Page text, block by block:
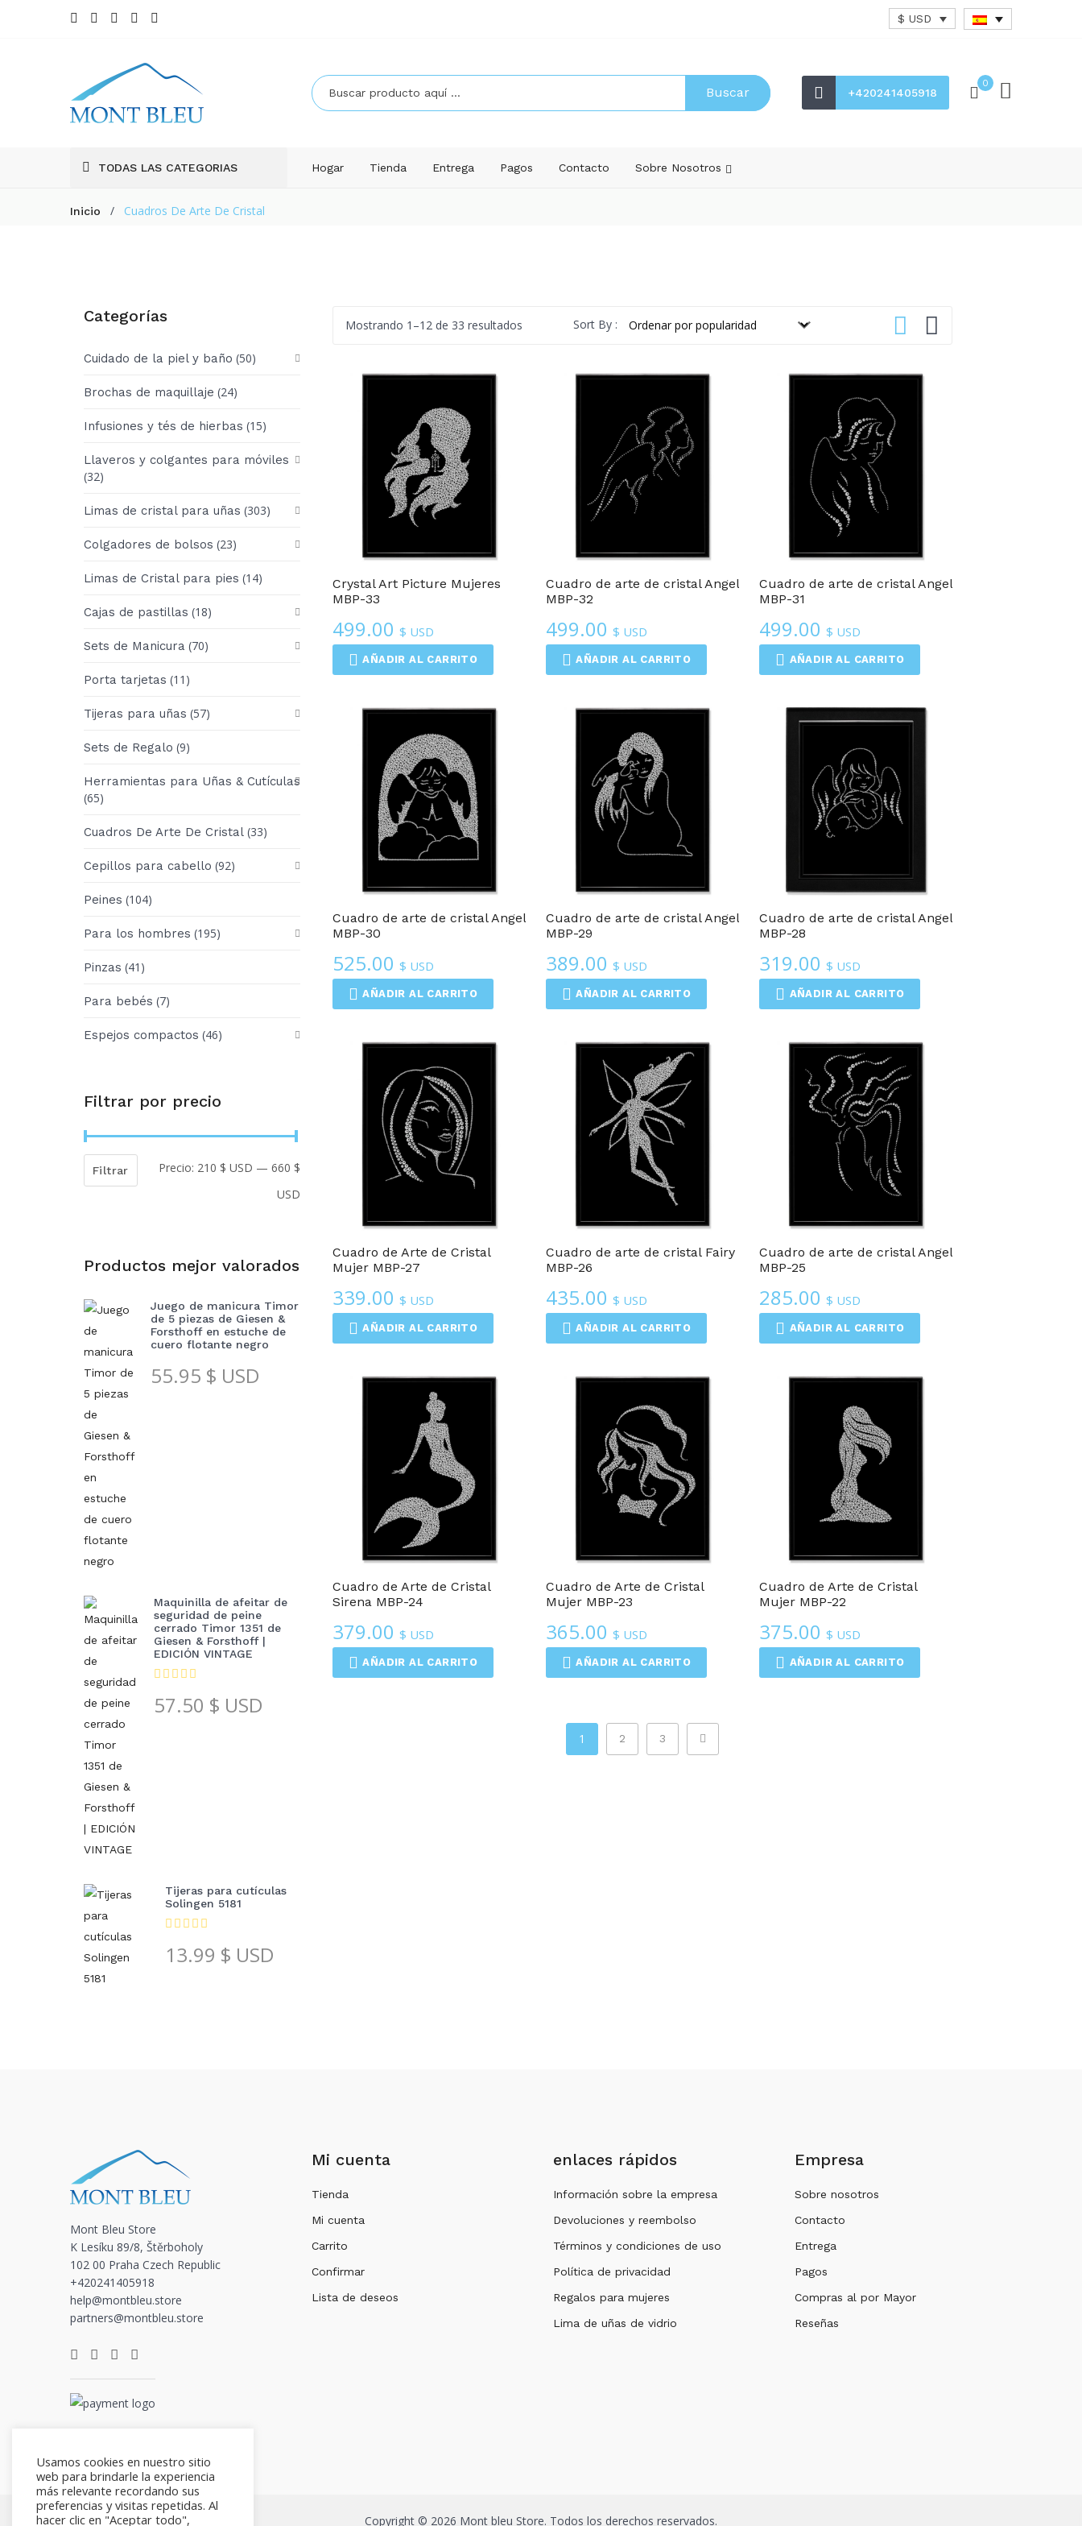
$ USD
Buscar +420241405918
0
TODAS LAS CATEGORIAS Hogar Tienda Entrega Pagos Contacto Sobre Nosotros
Inicio / Cuadros De Arte De Cristal
Categorías
Cuidado de la piel y baño (50)
Brochas de maquillaje (24)
Infusiones y tés de hierbas (15)
Llaveros y colgantes para móviles
(32)
Limas de cristal para uñas (303)
Colgadores de bolsos (23)
Limas de Cristal para pies (14)
Cajas de pastillas (18)
Sets de Manicura (70)
Porta tarjetas (11)
Tijeras para uñas (57)
Sets de Regalo (9)
Herramientas para Uñas & Cutículas
(65)
Cuadros De Arte De Cristal (33)
Cepillos para cabello (92)
Peines (104)
Para los hombres (195)
Pinzas (41)
Para bebés (7)
Espejos compactos (46)
Filtrar por precio
Filtrar Precio: 210 $ USD — 660 $
USD
Productos mejor valorados
Juego de manicura Timor
de 5 piezas de Giesen &
Forsthoff en estuche de
cuero flotante negro
55.95 $ USD
Maquinilla de afeitar de
seguridad de peine
cerrado Timor 1351 de
Giesen & Forsthoff |
EDICIÓN VINTAGE
57.50 $ USD
Tijeras para cutículas
Solingen 5181
13.99 $ USD
Mostrando 1–12 de 33 resultados OrdenadoSort By :
Cuadros De Arte De Cristal
Crystal Art Picture Mujeres
MBP-33
499.00 $ USD
AÑADIR AL CARRITO
Cuadro de arte de cristal Angel
MBP-32
499.00$ USD
AÑADIR AL CARRITO
Cuadro de arte de cristal Angel
MBP-31
499.00$ USD
AÑADIR AL CARRITO
Cuadros De Arte De Cristal
Cuadro de arte de cristal Angel
MBP-30
525.00 $ USD
AÑADIR AL CARRITO
Cuadro de arte de cristal Angel
MBP-29
389.00$ USD
AÑADIR AL CARRITO
Cuadro de arte de cristal Angel
MBP-28
319.00$ USD
AÑADIR AL CARRITO
Cuadro de Arte de Cristal
Mujer MBP-27
339.00 $ USD
AÑADIR AL CARRITO
Cuadro de arte de cristal Fairy
MBP-26
435.00$ USD
AÑADIR AL CARRITO
Cuadro de arte de cristal Angel
MBP-25
285.00$ USD
AÑADIR AL CARRITO
Cuadro de Arte de Cristal
Sirena MBP-24
379.00 $ USD
AÑADIR AL CARRITO
Cuadros De Arte De Cristal
Cuadro de Arte de Cristal
Mujer MBP-23
365.00$ USD
AÑADIR AL CARRITO
Cuadro de Arte de Cristal
Mujer MBP-22
375.00$ USD
AÑADIR AL CARRITO
1 2 3
Mont Bleu Store
K Lesíku 89/8, Štěrboholy
102 00 Praha Czech Republic
+420241405918
help@montbleu.store
partners@montbleu.store
Mi cuenta
Tienda
Mi cuenta
Carrito
Confirmar
Lista de deseos
enlaces rápidos
Información sobre la empresa
Devoluciones y reembolso
Términos y condiciones de uso
Política de privacidad
Regalos para mujeres
Lima de uñas de vidrio
Empresa
Sobre nosotros
Contacto
Entrega
Pagos
Compras al por Mayor
Reseñas
Copyright © 2026 Mont bleu Store. Todos los derechos reservados.
Usamos cookies en nuestro sitio
web para brindarle la experiencia
más relevante recordando sus
preferencias y visitas repetidas. Al
hacer clic en "Aceptar todo",